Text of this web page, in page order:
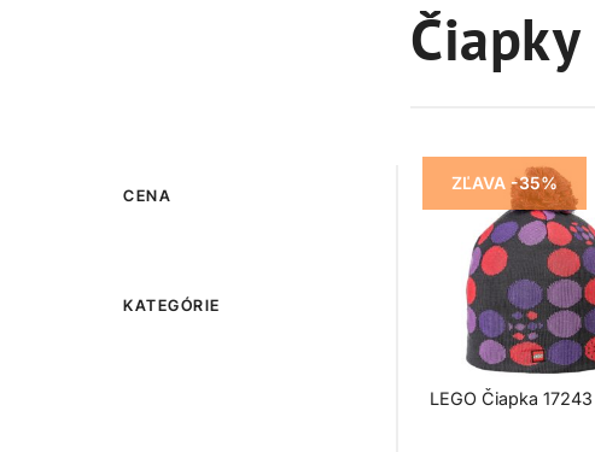
CENA
KATEGÓRIE
Čiapky
ZĽAVA -35%
LEGO Čiapka